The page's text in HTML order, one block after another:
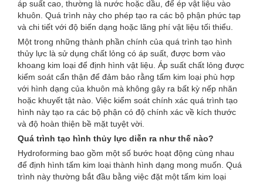
áp suất cao, thường là nước hoặc dầu, để ép vật liệu vào
khuôn. Quá trình này cho phép tạo ra các bộ phận phức tạp
và chi tiết với độ biến dạng hoặc lãng phí vật liệu tối thiểu.
Một trong những thành phần chính của quá trình tạo hình
thủy lực là sử dụng chất lỏng có áp suất, được bơm vào
khoang kim loại để định hình vật liệu. Áp suất chất lỏng được
kiểm soát cẩn thận để đảm bảo rằng tấm kim loại phù hợp
với hình dạng của khuôn mà không gây ra bất kỳ nếp nhăn
hoặc khuyết tật nào. Việc kiểm soát chính xác quá trình tạo
hình này tạo ra các bộ phận có độ chính xác về kích thước
và độ hoàn thiện bề mặt tuyệt vời.
Quá trình tạo hình thủy lực diễn ra như thế nào?
Hydroforming bao gồm một số bước hoạt động cùng nhau
để định hình tấm kim loại thành hình dạng mong muốn. Quá
trình này thường bắt đầu bằng việc đặt một tấm kim loại